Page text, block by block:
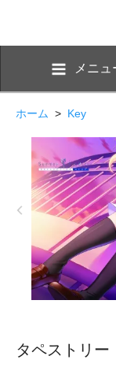
メニュ
ホーム > Key
タペストリ